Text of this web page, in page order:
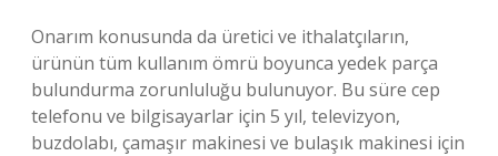
Onarım konusunda da üretici ve ithalatçıların,
ürünün tüm kullanım ömrü boyunca yedek parça
bulundurma zorunluluğu bulunuyor. Bu süre cep
telefonu ve bilgisayarlar için 5 yıl, televizyon,
buzdolabı, çamaşır makinesi ve bulaşık makinesi için